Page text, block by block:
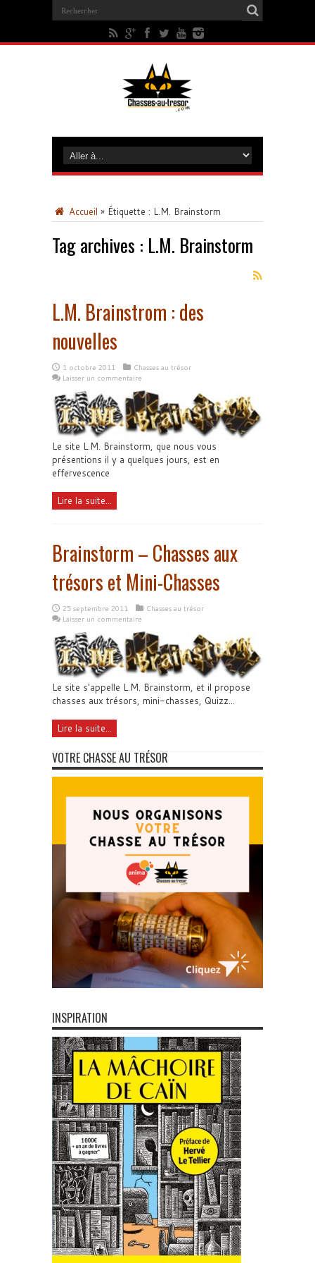
Accueil » Étiquette : L.M. Brainstorm
Tag archives : L.M. Brainstorm
L.M. Brainstrom : des
nouvelles
1 octobre 2011
Chasses au trésor
Laisser un commentaire
Le site L.M. Brainstorm, que nous vous
présentions il y a quelques jours, est en
effervescence
Lire la suite...
Brainstorm – Chasses aux
trésors et Mini-Chasses
25 septembre 2011
Chasses au trésor
Laisser un commentaire
Le site s'appelle L.M. Brainstorm, et il propose
chasses aux trésors, mini-chasses, Quizz...
Lire la suite...
VOTRE CHASSE AU TRÉSOR
INSPIRATION